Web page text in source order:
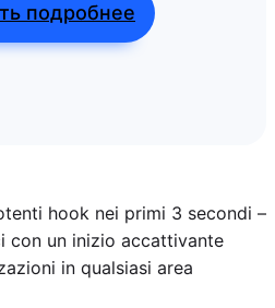
подробнее
hook nei primi 3 secondi –
con un inizio accattivante
in qualsiasi area